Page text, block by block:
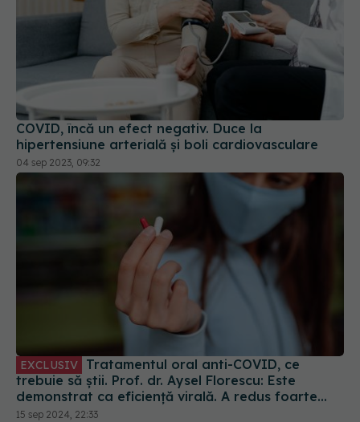
COVID, încă un efect negativ. Duce la
hipertensiune arterială și boli cardiovasculare
04 sep 2023, 09:32
EXCLUSIV
trebuie să știi. Prof. dr. Aysel Florescu: Este
demonstrat ca eficiență virală. A redus foarte
mult riscul de spitalizare
15 sep 2024, 22:33